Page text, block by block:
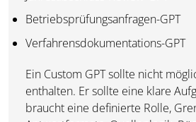
Betriebsprüfungsanfragen-GPT
Verfahrensdokumentations-GPT
Ein Custom GPT sollte nicht
enthalten. Er sollte eine klare
braucht eine definierte Rolle,